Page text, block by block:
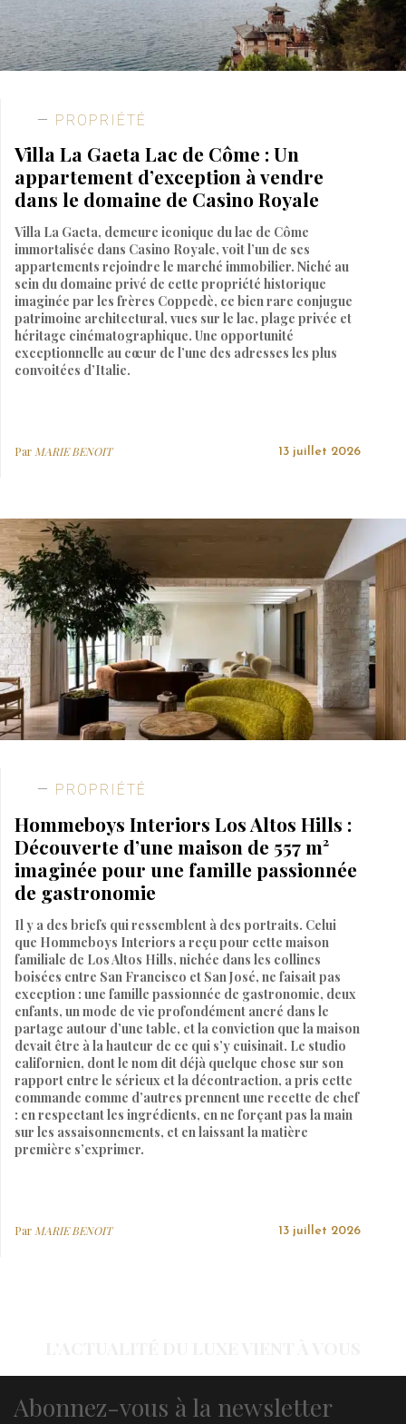
PROPRIÉTÉ
Villa La Gaeta Lac de Côme : Un
appartement d’exception à vendre
dans le domaine de Casino Royale
Villa La Gaeta, demeure iconique du lac de Côme
immortalisée dans Casino Royale, voit l’un de ses
appartements rejoindre le marché immobilier. Niché au
sein du domaine privé de cette propriété historique
imaginée par les frères Coppedè, ce bien rare conjugue
patrimoine architectural, vues sur le lac, plage privée et
héritage cinématographique. Une opportunité
exceptionnelle au cœur de l’une des adresses les plus
convoitées d’Italie.
Par MARIE BENOIT 13 juillet 2026
PROPRIÉTÉ
Hommeboys Interiors Los Altos Hills :
Découverte d’une maison de 557 m²
imaginée pour une famille passionnée
de gastronomie
Il y a des briefs qui ressemblent à des portraits. Celui
que Hommeboys Interiors a reçu pour cette maison
familiale de Los Altos Hills, nichée dans les collines
boisées entre San Francisco et San José, ne faisait pas
exception : une famille passionnée de gastronomie, deux
enfants, un mode de vie profondément ancré dans le
partage autour d’une table, et la conviction que la maison
devait être à la hauteur de ce qui s’y cuisinait. Le studio
californien, dont le nom dit déjà quelque chose sur son
rapport entre le sérieux et la décontraction, a pris cette
commande comme d’autres prennent une recette de chef
: en respectant les ingrédients, en ne forçant pas la main
sur les assaisonnements, et en laissant la matière
première s’exprimer.
Par MARIE BENOIT 13 juillet 2026
Abonnez-vous à la newsletter